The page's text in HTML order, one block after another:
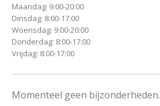
Maandag: 9:00-20:00
Dinsdag: 8:00-17:00
Woensdag: 9:00-20:00
Donderdag: 8:00-17:00
Vrijdag: 8:00-17:00
Momenteel geen bijzonderheden.